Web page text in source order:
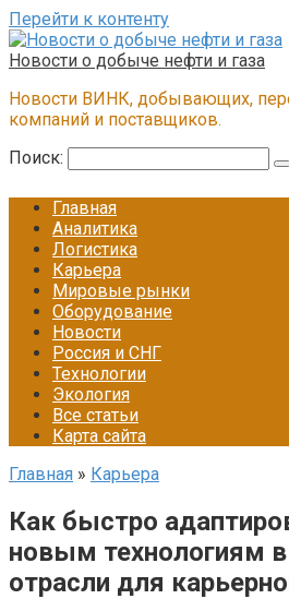
Перейти к контенту
Новости о добыче нефти и газа
Новости ВИНК, добывающих,
компаний и поставщиков.
Поиск:
Главная
Аналитика
Логистика
Карьера
Мировые рынки
Оборудование
Новости
Россия и СНГ
Технологии
Экология
Все статьи
Карта сайта
Главная » Карьера
Как быстро
новым технологиям в
отрасли для